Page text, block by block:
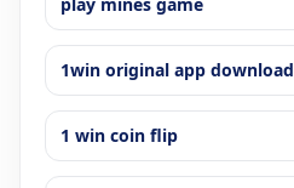
1win original app download
1 win coin flip